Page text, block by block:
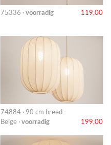
75336 · voorradig 119,00
74884 · 90 cm breed -
Beige · voorradig 199,00